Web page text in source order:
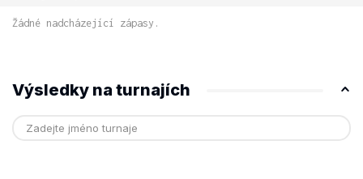
Žádné nadcházející zápasy.
Výsledky na turnajích